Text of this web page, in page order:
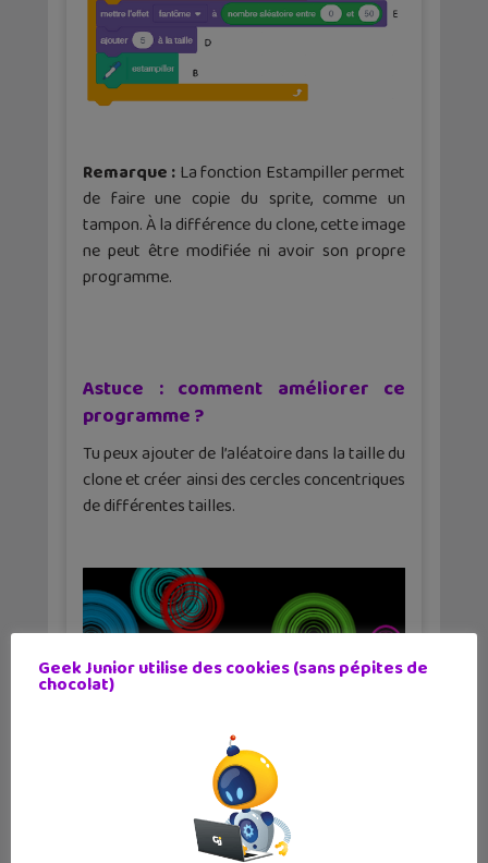
Remarque : La fonction Estampiller permet
de faire une copie du sprite, comme un
tampon. À la différence du clone, cette image
ne peut être modifiée ni avoir son propre
programme.
Astuce : comment améliorer ce
programme ?
Tu peux ajouter de l’aléatoire dans la taille du
clone et créer ainsi des cercles concentriques
de différentes tailles.
Geek Junior utilise des cookies (sans pépites de
chocolat)